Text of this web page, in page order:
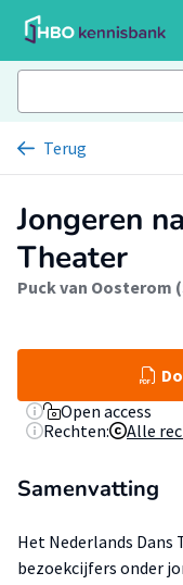
Terug
Jongeren
Theater
Puck van Oosterom
Open access
Rechten:
Alle
Samenvatting
Het Nederlands Dans
bezoekcijfers onder